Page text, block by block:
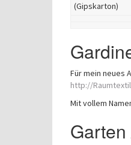
(Gipskarton)
Für mein neues
http://
Mit vollem
Garten